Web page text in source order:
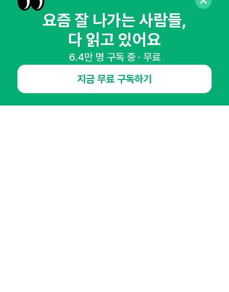
마케팅 감각을 깨워 드릴게요!
65,043명의 마케터를 성장시키는 뉴스레터
NHN AD
요즘 잘 나가는 사람들,
다 읽고 있어요
6.4만 명 구독 중 · 무료
지금 무료 구독하기